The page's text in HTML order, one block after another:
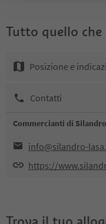
Tutto quello che
Posizione e
Contatti
Commercianti di Silandro
info@silandro-
https://